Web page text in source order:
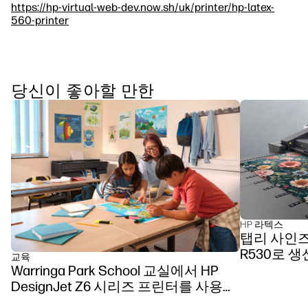
https://hp-virtual-web-dev.now.sh/uk/printer/hp-latex-
560-printer
당신이 좋아할 만한
교육
Warringa Park School 교실에서 HP
DesignJet Z6 시리즈 프린터를 사용한
HP 라텍스
탭리 사인
R530로 생